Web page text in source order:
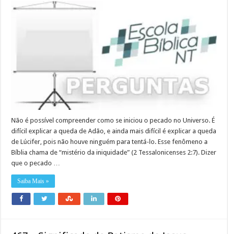
Não é possível compreender como se iniciou o pecado no Universo. É
difícil explicar a queda de Adão, e ainda mais difícil é explicar a queda
de Lúcifer, pois não houve ninguém para tentá-lo. Esse fenômeno a
Bíblia chama de “mistério da iniquidade” (2 Tessalonicenses 2:7). Dizer
que o pecado …
Saiba Mais »